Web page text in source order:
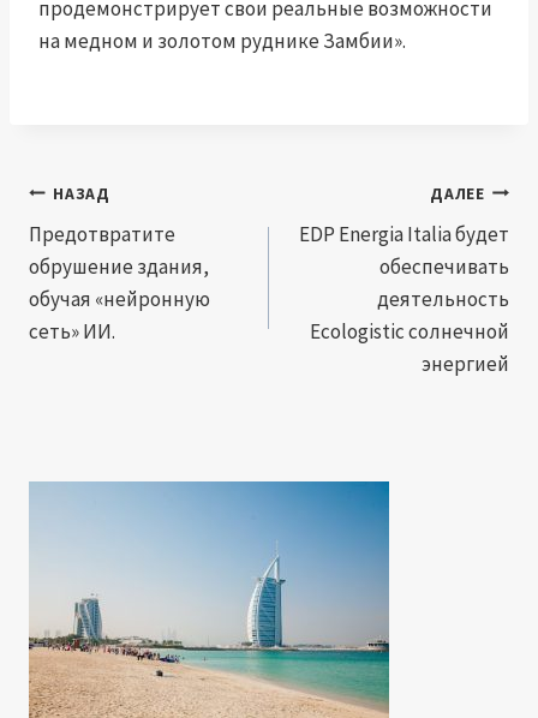
продемонстрирует свои реальные возможности
на медном и золотом руднике Замбии».
Навигация
по
записям
НАЗАД
Предотвратите
обрушение здания,
обучая «нейронную
сеть» ИИ.
ДАЛЕЕ
EDP ​​Energia Italia будет
обеспечивать
деятельность
Ecologistic солнечной
энергией